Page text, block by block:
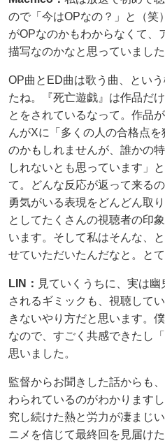
ので「今はOPなの？」と（笑
がOPなのかもわからなくて、
描写なのかなと思っていました
OP曲とED曲は歌う曲、とい
たね。『死亡遊戯』は作品だ
とをされているなって。作品
んがXに「多くの人の合格点
のかもしれませんが、誰かの
しれないとも思っています」
て。どんな反応が返って来る
勇気がいる表現をどんどん取
としてたくさんの視聴者の印
います。そして私はそんな、
せていただいたんだなと。とて
LIN： 見ていくうちに、実は
されるギミックも、視聴して
きないやり方だと思います。
なので、すごく共感できたし
思いました。
監督からお聞きした話からも
わられているのがわかります
究し続けた熱と労力が凄まじ
ニメを信じて最終回を見届け